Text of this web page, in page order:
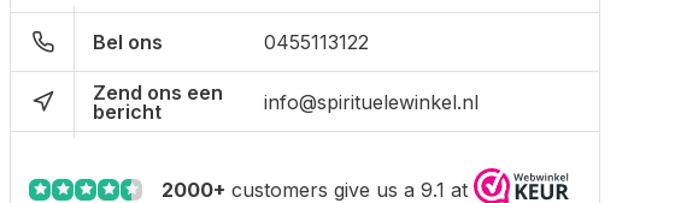
Bel ons 0455113122
Zend ons een
bericht
info@spirituelewinkel.nl
2000+ customers give us a 9.1 at